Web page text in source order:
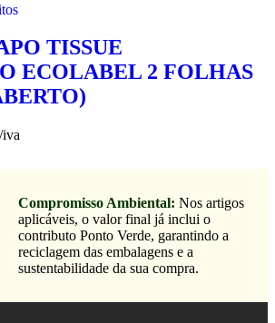
TISSUE
ECOLABEL 2 FOLHAS
Compromisso Ambiental: Nos artigos
aplicáveis, o valor final já inclui o
contributo Ponto Verde, garantindo a
reciclagem das embalagens e a
sustentabilidade da sua compra.